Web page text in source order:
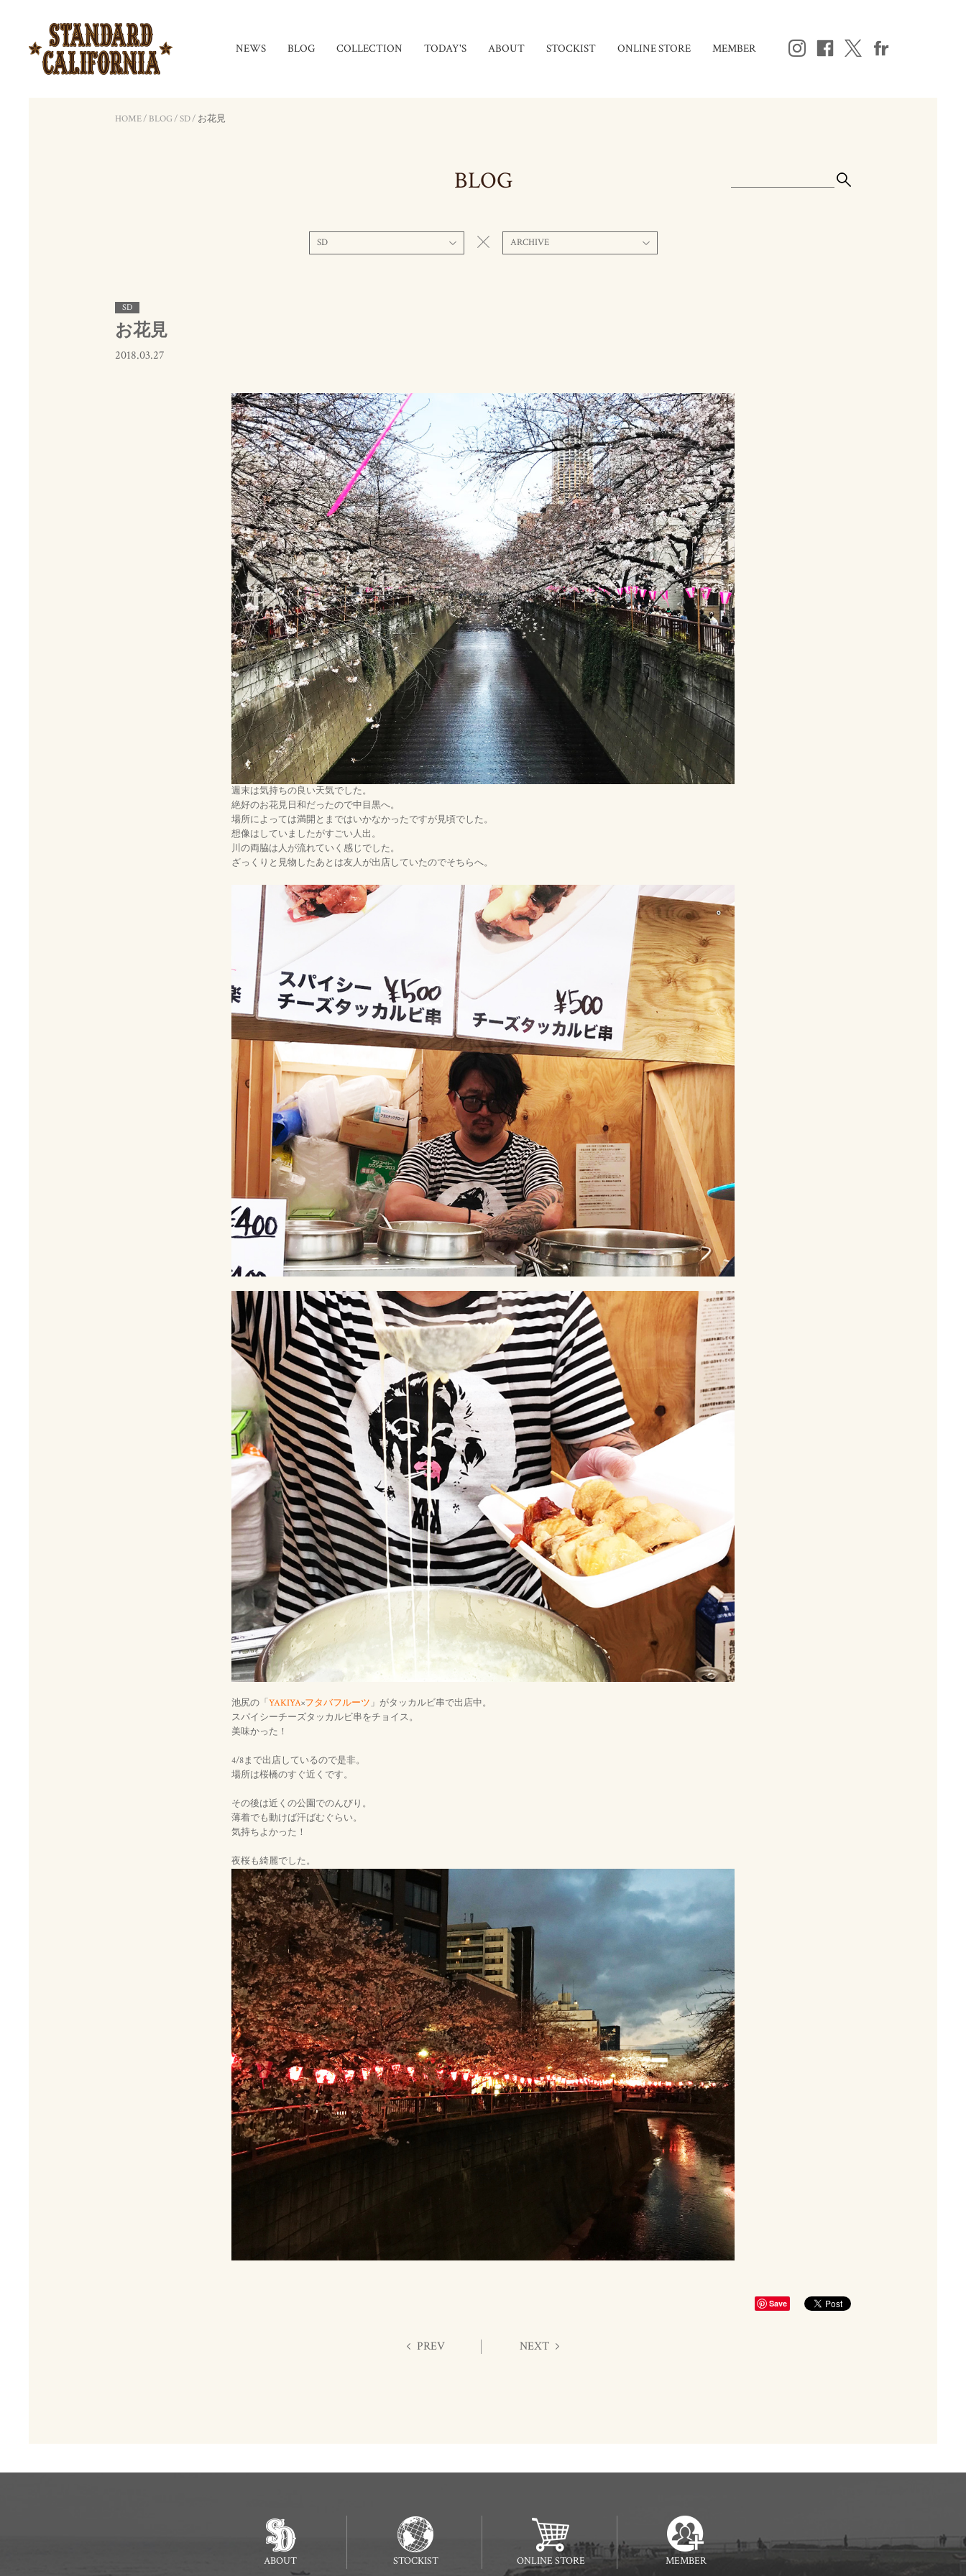
NEWS BLOG COLLECTION TODAY'S ABOUT STOCKIST ONLINE STORE MEMBER
HOME/ BLOG/SD/ お花見
BLOG
SD ARCHIVE
SD
お花見
2018.03.27
週末は気持ちの良い天気でした。
絶好のお花見日和だったので中目黒へ。
場所によっては満開とまではいかなかったですが見頃でした。
想像はしていましたがすごい人出。
川の両脇は人が流れていく感じでした。
ざっくりと見物したあとは友人が出店していたのでそちらへ。
池尻の「 YAKIYA×フタバフルーツ」がタッカルビ串で出店中。
スパイシーチーズタッカルビ串をチョイス。
美味かった！
4/8まで出店しているので是非。
場所は桜橋のすぐ近くです。
その後は近くの公園でのんびり。
薄着でも動けば汗ばむぐらい。
気持ちよかった！
夜桜も綺麗でした。
Save
PREV NEXT
ABOUT STOCKIST ONLINE STORE MEMBER